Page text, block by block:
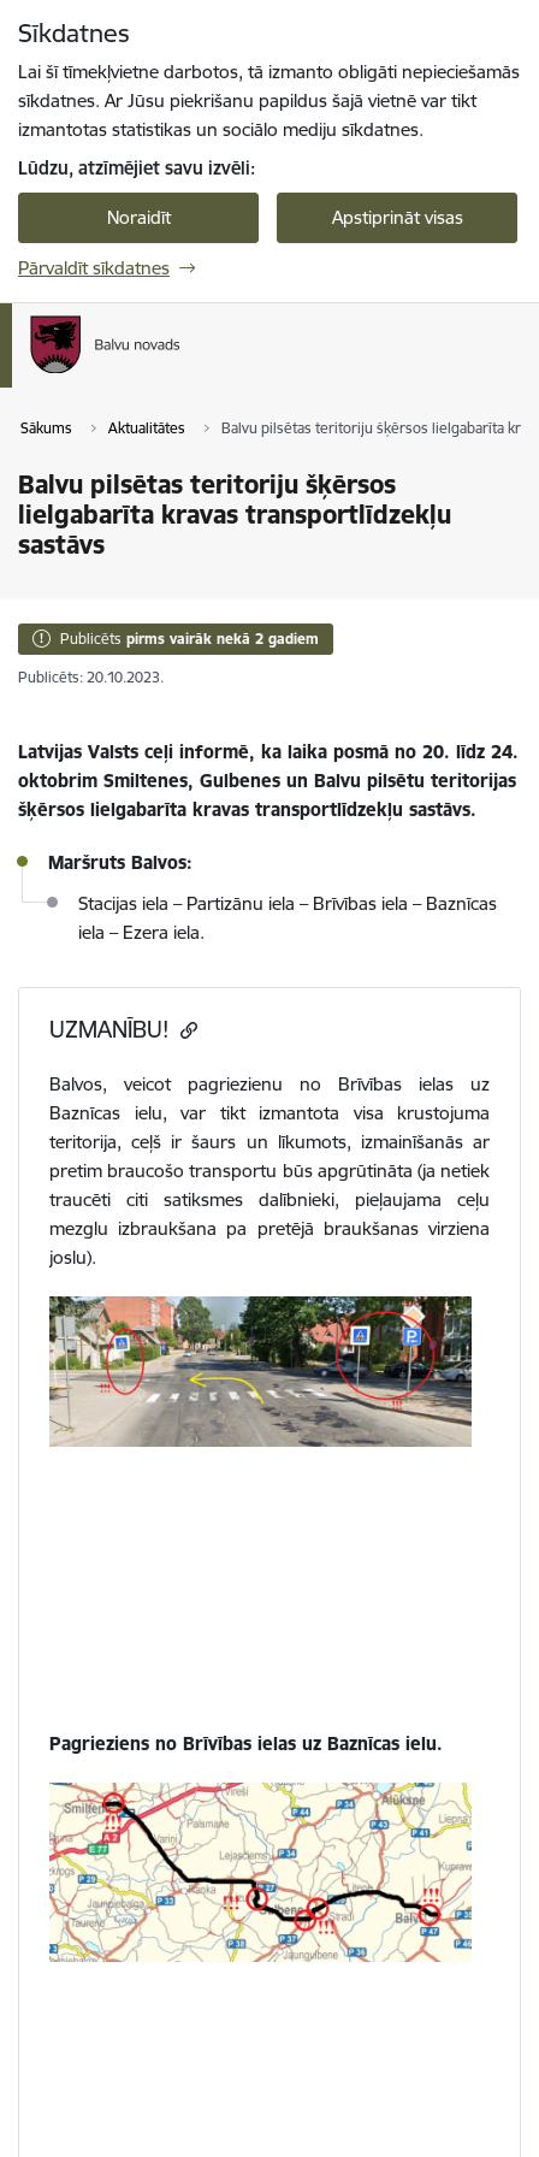
Sīkdatnes
Lai šī tīmekļvietne darbotos, tā izmanto obligāti nepieciešamās
sīkdatnes. Ar Jūsu piekrišanu papildus šajā vietnē var tikt
izmantotas statistikas un sociālo mediju sīkdatnes.
Lūdzu, atzīmējiet savu izvēli:
Noraidīt Apstiprināt visas
Pārvaldīt sīkdatnes
Sākums Aktualitātes Balvu pilsētas teritoriju šķērsos lielgabarīta
Balvu pilsētas teritoriju šķērsos
lielgabarīta kravas transportlīdzekļu
sastāvs
Publicēts pirms vairāk nekā 2 gadiem
Publicēts: 20.10.2023.
Latvijas Valsts ceļi informē, ka laika posmā no 20. līdz 24.
oktobrim Smiltenes, Gulbenes un Balvu pilsētu teritorijas
šķērsos lielgabarīta kravas transportlīdzekļu sastāvs.
Maršruts Balvos:
Stacijas iela – Partizānu iela – Brīvības iela – Baznīcas
iela – Ezera iela.
UZMANĪBU!
Balvos, veicot pagriezienu no Brīvības ielas uz
Baznīcas ielu, var tikt izmantota visa krustojuma
teritorija, ceļš ir šaurs un līkumots, izmainīšanās ar
pretim braucošo transportu būs apgrūtināta (ja netiek
traucēti citi satiksmes dalībnieki, pieļaujama ceļu
mezglu izbraukšana pa pretējā braukšanas virziena
joslu).
Pagrieziens no Brīvības ielas uz Baznīcas ielu.